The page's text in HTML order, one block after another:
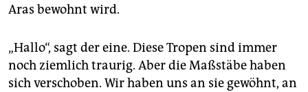
Aras bewohnt wird.
„Hallo“, sagt der eine. Diese Tropen sind immer
noch ziemlich traurig. Aber die Maßstäbe haben
sich verschoben. Wir haben uns an sie gewöhnt, an